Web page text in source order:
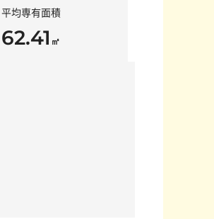
平均専有面積
62.41 ㎡